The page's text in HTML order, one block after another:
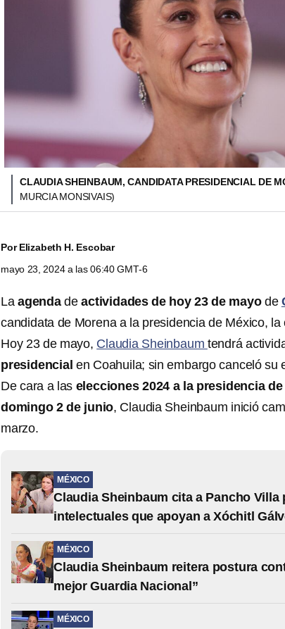
CLAUDIA SHEINBAUM, CANDIDATA PRESIDENCIAL DE
MURCIA MONSIVAIS)
PorElizabeth H. Escobar
mayo 23, 2024 a las 06:40 GMT-6
La agendadeactividades de hoy 23 de mayode
candidata de Morena a la presidencia de México,
Hoy 23 de mayo, Claudia Sheinbaum tendrá
presidencial en Coahuila; sin embargo canceló su
De cara a las elecciones 2024 a la presidencia
domingo 2 de junio, Claudia Sheinbaum inició
marzo.
MÉXICO
Claudia Sheinbaum cita a Pancho Villa
intelectuales que apoyan a Xóchitl
MÉXICO
Claudia Sheinbaum reitera postura
mejor Guardia Nacional”
MÉXICO